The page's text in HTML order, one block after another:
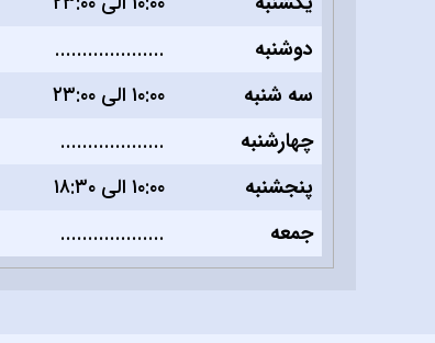
دوشنبه
....................
سه شنبه
۱۰:۰۰ الی ۲۳:۰۰
چهارشنبه
...................
پنجشنبه
۱۰:۰۰ الی ۱۸:۳۰
جمعه
...................